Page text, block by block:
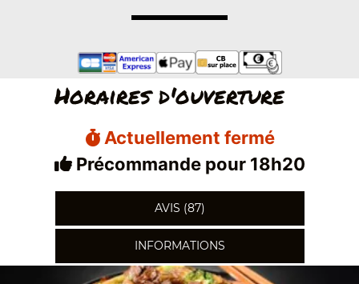
Horaires d'ouverture
Actuellement fermé
Précommande pour 18h20
AVIS (87)
INFORMATIONS